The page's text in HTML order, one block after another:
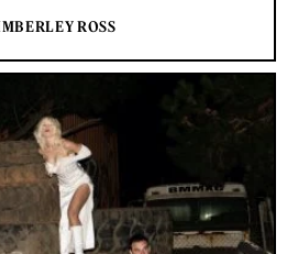
ROSS